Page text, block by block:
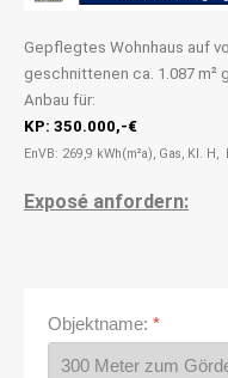
Gepflegtes Wohnhaus auf
geschnittenen ca. 1.087 m²
Anbau für:
KP: 350.000,-€
EnVB: 269,9 kWh(m²a), Gas, Kl.
Exposé anfordern:
Objektname: *